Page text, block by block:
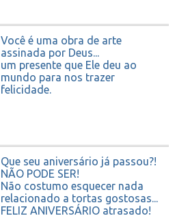
Você é uma obra de arte
assinada por Deus...
um presente que Ele deu ao
mundo para nos trazer
felicidade.
Que seu aniversário já passou?!
NÃO PODE SER!
Não costumo esquecer nada
relacionado a tortas gostosas...
FELIZ ANIVERSÁRIO atrasado!